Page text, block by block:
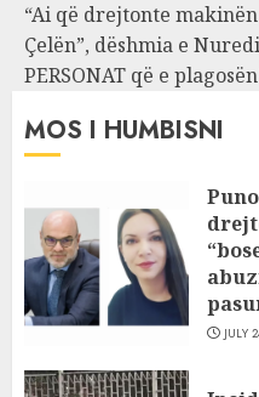
“Ai që drejtonte
Çelën”, dëshmia e
PERSONAT që e
MOS I HUMBISNI
JULY